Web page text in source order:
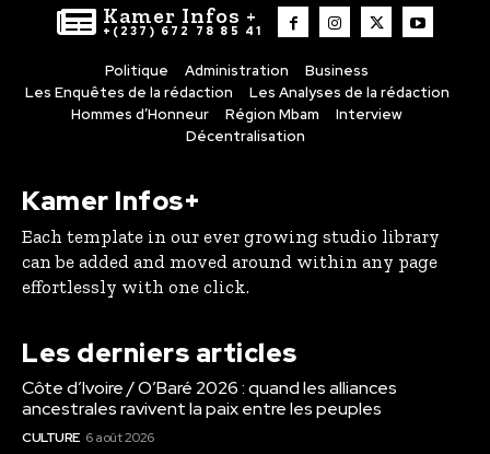
Kamer Infos +
+(237) 672 78 85 41
Politique Administration
Business
Les Enquêtes de la rédaction
Les Analyses de la rédaction
Hommes d’Honneur
Région Mbam
Interview
Décentralisation
Kamer Infos+
Each template in our ever growing studio library
can be added and moved around within any page
effortlessly with one click.
Les derniers articles
Côte d’Ivoire / O’Baré 2026 : quand les alliances
ancestrales ravivent la paix entre les peuples
CULTURE 6 août 2026